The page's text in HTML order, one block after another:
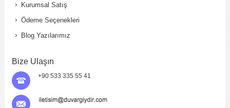
Kurumsal Satış
Ödeme Seçenekleri
Blog Yazılarımız
Bize Ulaşın
+90 533 335 55 41